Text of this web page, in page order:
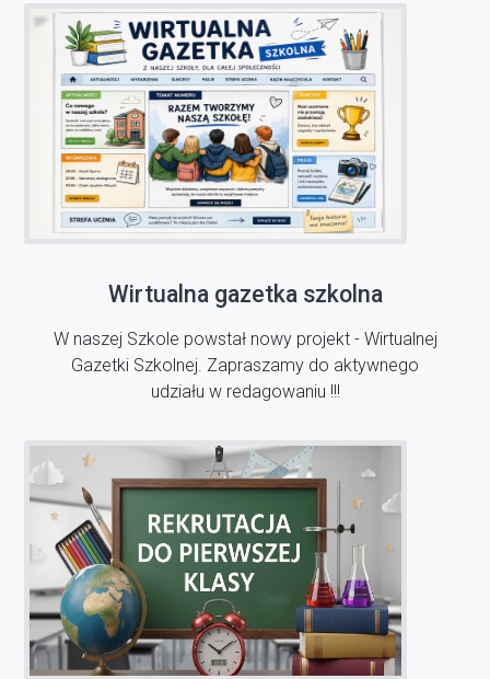
Wirtualna gazetka szkolna
W naszej Szkole powstał nowy projekt - Wirtualnej
Gazetki Szkolnej. Zapraszamy do aktywnego
udziału w redagowaniu !!!